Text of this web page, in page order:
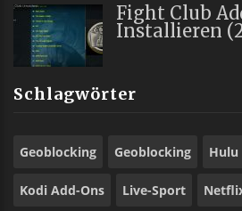
Fight Club
Installieren
Schlagwörter
Geoblocking Geoblocking Hulu
Kodi Add-Ons Live-Sport